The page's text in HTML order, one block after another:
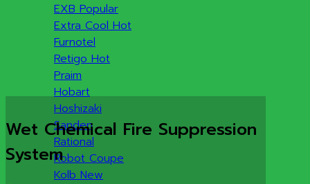
EXB
Extra Cool
Furnotel
Retigo
Praim
Hobart
Hoshizaki
Sanden
Rational
Robot Coupe
Kolb
Wet Chemical Fire Suppression
System